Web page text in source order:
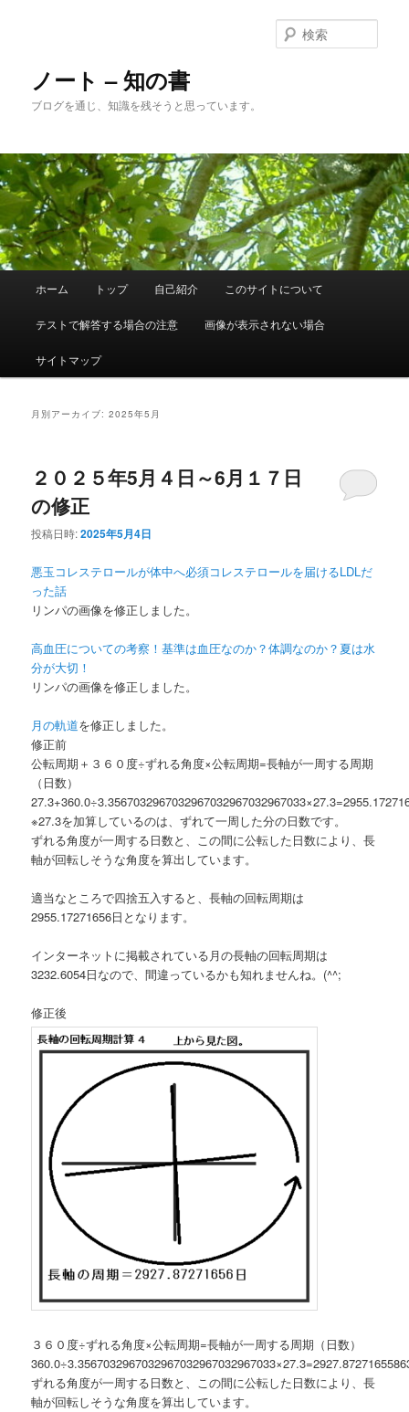
へ
移
移
動
ノート – 知の書
ブログを通じ、知識を残そうと思っています。
索
ュ
ホーム トップ 自己紹介 このサイトについて
テストで解答する場合の注意 画像が表示されない場合
サイトマップ
月別アーカイブ:2025年5月
２０２５年5月４日～6月１７日
の修正
投稿日時:2025年5月4日
悪玉コレステロールが体中へ必須コレステロールを届けるLDLだ
った話
リンパの画像を修正しました。
高血圧についての考察！基準は血圧なのか？体調なのか？夏は水
分が大切！
リンパの画像を修正しました。
月の軌道を修正しました。
修正前
公転周期＋３６０度÷ずれる角度×公転周期=長軸が一周する周期
（日数）
※27.3を加算しているのは、ずれて一周した分の日数です。
ずれる角度が一周する日数と、この間に公転した日数により、長
軸が回転しそうな角度を算出しています。
適当なところで四捨五入すると、長軸の回転周期は
2955.17271656日となります。
インターネットに掲載されている月の長軸の回転周期は
3232.6054日なので、間違っているかも知れませんね。(^^;
修正後
３６０度÷ずれる角度×公転周期=長軸が一周する周期（日数）
ずれる角度が一周する日数と、この間に公転した日数により、長
軸が回転しそうな角度を算出しています。